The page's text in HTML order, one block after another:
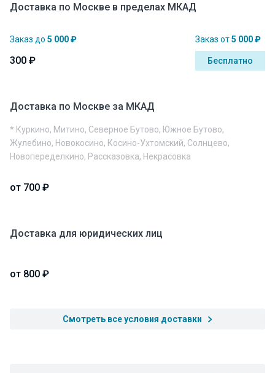
Доставка по Москве в пределах МКАД
Заказ до 5 000 ₽
300 ₽
Заказ от5 000 ₽
Бесплатно
Доставка по Москве за МКАД
* Куркино, Митино, Северное Бутово, Южное Бутово,
Жулебино, Новокосино, Косино-Ухтомский, Солнцево,
Новопеределкино, Рассказовка, Некрасовка
от 700 ₽
Доставка для юридических лиц
от 800 ₽
Смотреть все условия доставки